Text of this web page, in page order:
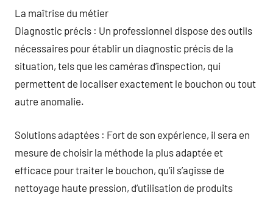
La maîtrise du métier
Diagnostic précis : Un professionnel dispose des outils
nécessaires pour établir un diagnostic précis de la
situation, tels que les caméras d’inspection, qui
permettent de localiser exactement le bouchon ou tout
autre anomalie.
Solutions adaptées : Fort de son expérience, il sera en
mesure de choisir la méthode la plus adaptée et
efficace pour traiter le bouchon, qu’il s’agisse de
nettoyage haute pression, d’utilisation de produits